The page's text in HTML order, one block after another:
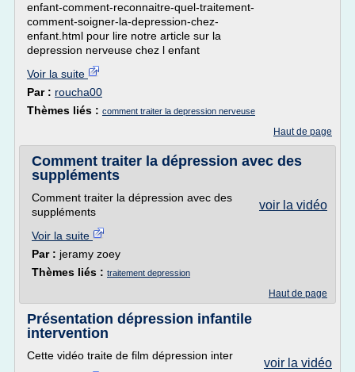
enfant-comment-reconnaitre-quel-traitement-
comment-soigner-la-depression-chez-
enfant.html pour lire notre article sur la
depression nerveuse chez l enfant
Voir la suite
Par : roucha00
Thèmes liés : comment traiter la depression nerveuse
Haut de page
Comment traiter la dépression avec des
suppléments
voir la vidéo
Comment traiter la dépression avec des
suppléments
Voir la suite
Par : jeramy zoey
Thèmes liés : traitement depression
Haut de page
Présentation dépression infantile
intervention
voir la vidéo
Cette vidéo traite de film dépression inter